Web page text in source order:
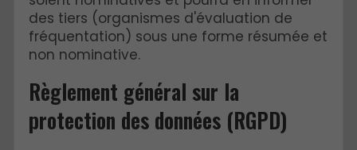
des tiers (organismes d'évaluation de
fréquentation) sous une forme résumée et
non nominative.
Règlement général sur la
protection des données (RGPD)